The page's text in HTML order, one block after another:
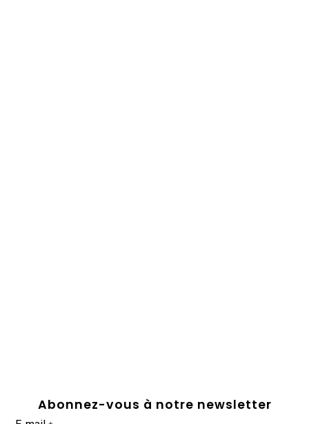
Abonnez-vous à notre newsletter